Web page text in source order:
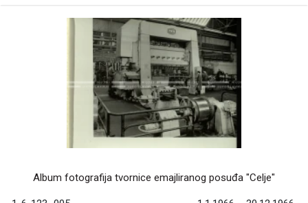
Album fotografija tvornice emajliranog posuđa "Celje"